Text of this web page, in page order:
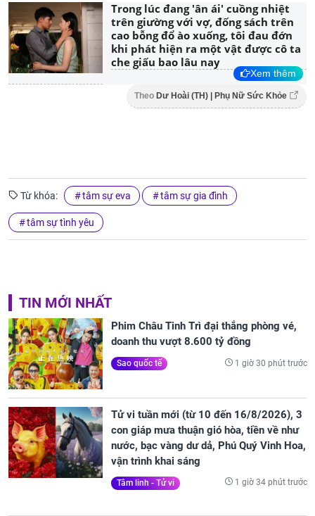
Trong lúc đang 'ân ái' cuồng nhiệt
trên giường với vợ, đống sách trên
cao bỗng đổ ào xuống, tôi đau đớn
khi phát hiện ra một vật được cô ta
che giấu bao lâu nay
Xem thêm
Theo Dư Hoài (TH) | Phụ Nữ Sức Khỏe
Từ khóa: tâm sự eva tâm sự gia đình
tâm sự tình yêu
TIN MỚI NHẤT
Phim Châu Tinh Trì đại thắng phòng vé,
doanh thu vượt 8.600 tỷ đồng
Sao quốc tế 1 giờ 30 phút trước
Tử vi tuần mới (từ 10 đến 16/8/2026), 3
con giáp mưa thuận gió hòa, tiền về như
nước, bạc vàng dư dả, Phú Quý Vinh Hoa,
vận trình khai sáng
Tâm linh - Tử vi 1 giờ 34 phút trước